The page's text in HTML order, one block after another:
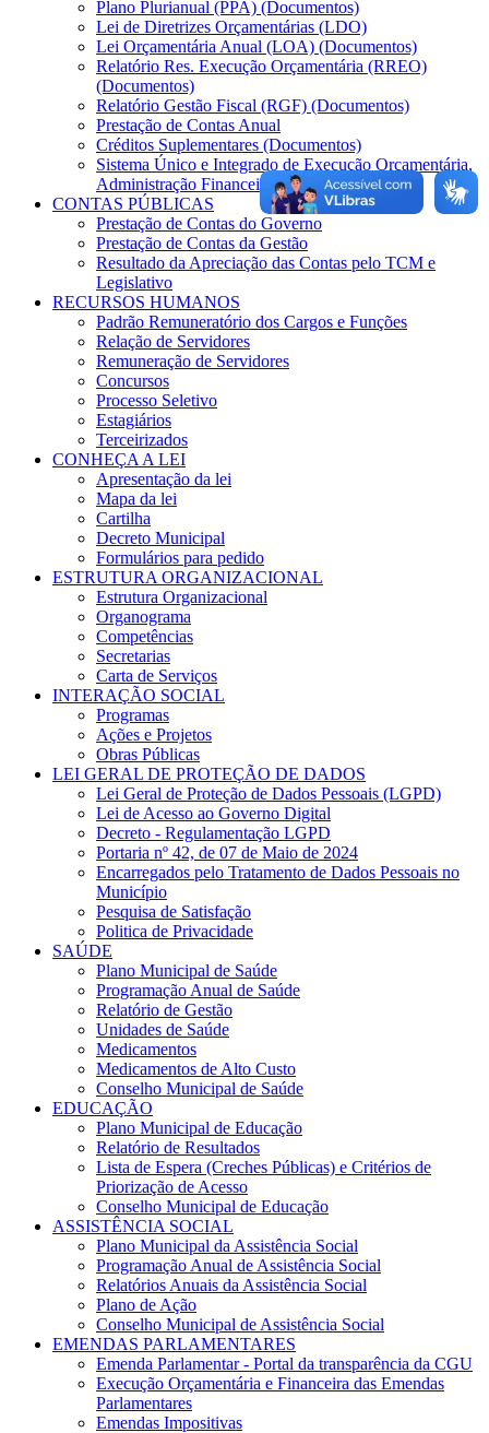
Plano Plurianual (PPA) (Documentos)
Lei de Diretrizes Orçamentárias (LDO)
Lei Orçamentária Anual (LOA) (Documentos)
Relatório Res. Execução Orçamentária (RREO)
(Documentos)
Relatório Gestão Fiscal (RGF) (Documentos)
Prestação de Contas Anual
Créditos Suplementares (Documentos)
Sistema Único e Integrado de Execução Orçamentária,
Administração Financeira e Controle (SIAFIC)
CONTAS PÚBLICAS
Prestação de Contas do Governo
Prestação de Contas da Gestão
Resultado da Apreciação das Contas pelo TCM e
Legislativo
RECURSOS HUMANOS
Padrão Remuneratório dos Cargos e Funções
Relação de Servidores
Remuneração de Servidores
Concursos
Processo Seletivo
Estagiários
Terceirizados
CONHEÇA A LEI
Apresentação da lei
Mapa da lei
Cartilha
Decreto Municipal
Formulários para pedido
ESTRUTURA ORGANIZACIONAL
Estrutura Organizacional
Organograma
Competências
Secretarias
Carta de Serviços
INTERAÇÃO SOCIAL
Programas
Ações e Projetos
Obras Públicas
LEI GERAL DE PROTEÇÃO DE DADOS
Lei Geral de Proteção de Dados Pessoais (LGPD)
Lei de Acesso ao Governo Digital
Decreto - Regulamentação LGPD
Portaria nº 42, de 07 de Maio de 2024
Encarregados pelo Tratamento de Dados Pessoais no
Município
Pesquisa de Satisfação
Politica de Privacidade
SAÚDE
Plano Municipal de Saúde
Programação Anual de Saúde
Relatório de Gestão
Unidades de Saúde
Medicamentos
Medicamentos de Alto Custo
Conselho Municipal de Saúde
EDUCAÇÃO
Plano Municipal de Educação
Relatório de Resultados
Lista de Espera (Creches Públicas) e Critérios de
Priorização de Acesso
Conselho Municipal de Educação
ASSISTÊNCIA SOCIAL
Plano Municipal da Assistência Social
Programação Anual de Assistência Social
Relatórios Anuais da Assistência Social
Plano de Ação
Conselho Municipal de Assistência Social
EMENDAS PARLAMENTARES
Emenda Parlamentar - Portal da transparência da CGU
Execução Orçamentária e Financeira das Emendas
Parlamentares
Emendas Impositivas